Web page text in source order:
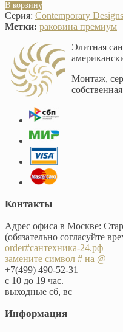
В корзину
Серия: Contemporary Designs
Метки: раковина премиум
Элитная
Монтаж,
Контакты
Адрес офиса в Москве:
(обязательно согласуйте
order#сантехника-24.рф
замените символ # на @
+7(499) 490-52-31
с 10 до 19 час.
выходные сб, вс
Информация